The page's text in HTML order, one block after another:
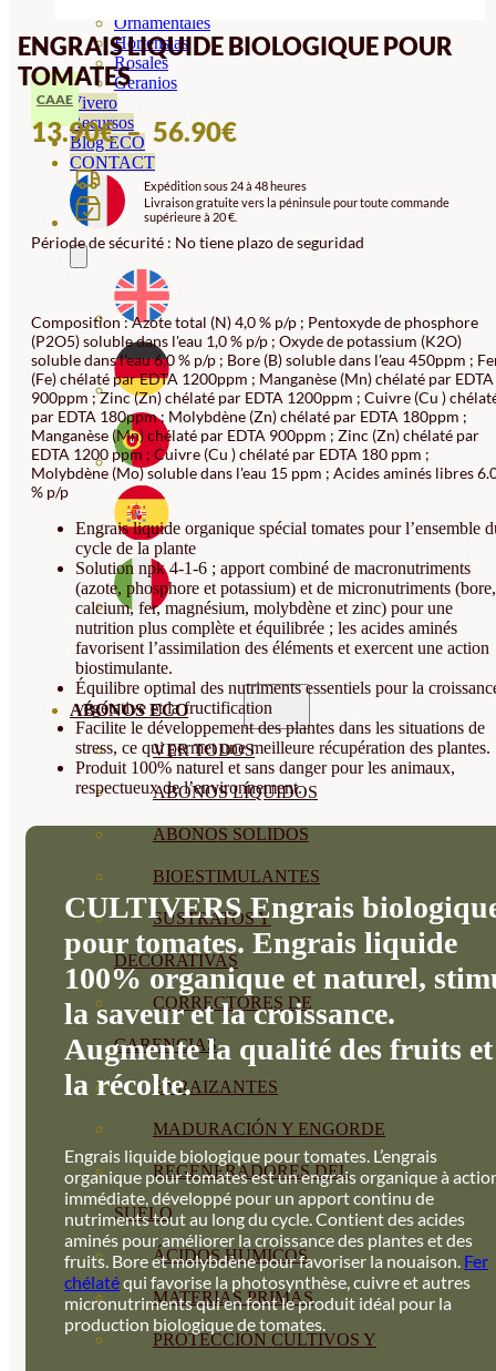
Ornamentales
Hortensias
Rosales
Geranios
Vivero
Recursos
Blog ECO
CONTACT
ABONOS ECO
VER TODOS
ABONOS LÍQUIDOS
ABONOS SOLIDOS
BIOESTIMULANTES
SUSTRATOS Y
DECORATIVAS
CORRECTORES DE
CARENCIAS
ENRAIZANTES
MADURACIÓN Y ENGORDE
REGENERADORES DEL
SUELO
ÁCIDOS HÚMICOS
MATERIAS PRIMAS
PROTECCIÓN CULTIVOS Y
ENGRAIS LIQUIDE BIOLOGIQUE POUR
TOMATES
CAAE
13.90€– 56.90€PLAGE
PRIX :
13.90€
À
Expédition sous 24 à 48 heures
Livraison gratuite vers la péninsule pour toute commande
supérieure à 20 €.
Période de sécurité : No tiene plazo de seguridad
Composition : Azote total (N) 4,0 % p/p ; Pentoxyde de phosphore
(P2O5) soluble dans l'eau 1,0 % p/p ; Oxyde de potassium (K2O)
soluble dans l'eau 6,0 % p/p ; Bore (B) soluble dans l'eau 450ppm ;
(Fe) chélaté par EDTA 1200ppm ; Manganèse (Mn) chélaté par EDTA
900ppm ; Zinc (Zn) chélaté par EDTA 1200ppm ; Cuivre (Cu )
par EDTA 180ppm ; Molybdène (Zn) chélaté par EDTA 180ppm ;
Manganèse (Mn) chélaté par EDTA 900ppm ; Zinc (Zn) chélaté par
EDTA 1200 ppm ; Cuivre (Cu ) chélaté par EDTA 180 ppm ;
Molybdène (Mo) soluble dans l'eau 15 ppm ; Acides aminés libres
% p/p
Engrais liquide organique spécial tomates pour l’ensemble
cycle de la plante
Solution npk 4-1-6 ; apport combiné de macronutriments
(azote, phosphore et potassium) et de micronutriments (bore,
calcium, fer, magnésium, molybdène et zinc) pour une
nutrition plus complète et équilibrée ; les acides aminés
favorisent l’assimilation des éléments et exercent une action
biostimulante.
Équilibre optimal des nutriments essentiels pour la
végétative et la fructification
Facilite le développement des plantes dans les situations de
stress, ce qui permet une meilleure récupération des plantes.
Produit 100% naturel et sans danger pour les animaux,
respectueux de l’environnement.
CULTIVERS Engrais
pour tomates. Engrais liquide
100% organique et naturel,
la saveur et la croissance.
Augmente la qualité des fruits
la récolte.
Engrais liquide biologique pour tomates. L’engrais
organique pour tomates est un engrais organique à
immédiate, développé pour un apport continu de
nutriments tout au long du cycle. Contient des acides
aminés pour améliorer la croissance des plantes et des
fruits. Bore et molybdène pour favoriser la nouaison. Fer
chélatéqui favorise la photosynthèse, cuivre et autres
micronutriments qui en font le produit idéal pour la
production biologique de tomates.